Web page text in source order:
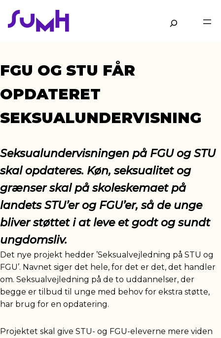
hovedindhold
Søg
FGU OG STU FÅR
OPDATERET
SEKSUALUNDERVISNING
Seksualundervisningen på FGU og STU
skal opdateres. Køn, seksualitet og
grænser skal på skoleskemaet på
landets STU’er og FGU’er, så de unge
bliver støttet i at leve et godt og sundt
ungdomsliv.
Det nye projekt hedder ’Seksualvejledning på STU og
FGU’. Navnet siger det hele, for det er det, det handler
om. Seksualvejledning på de to uddannelser, der
begge er tilbud til unge med behov for ekstra støtte,
har brug for en opdatering.
Projektet skal give STU- og FGU-eleverne mere viden